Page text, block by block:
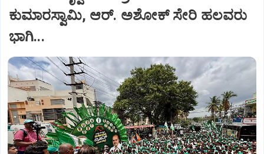
ಕುಮಾರಸ್ವಾಮಿ, ಆರ್‌. ಅಶೋಕ್ ಸೇರಿ ಹಲವರು
ಭಾಗಿ...